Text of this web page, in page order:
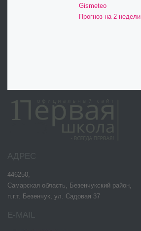
Gismeteo
Прогноз на 2 недели
АДРЕС
446250,
Самарская область, Безенчукский район,
п.г.т. Безенчук, ул. Садовая 37
E-MAIL